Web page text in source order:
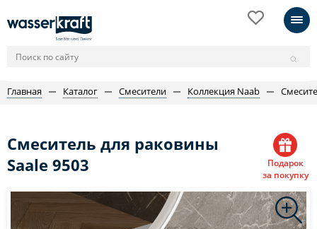
Главная Каталог Смесители Коллекция Naab
Смеситель для раковины
Saale 9503
Подарок
за покупку